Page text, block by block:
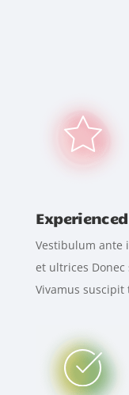
Vestibulum ante
et ultrices
Vivamus